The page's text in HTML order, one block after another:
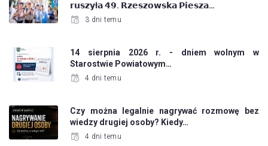
𝗿𝘂𝘀𝘇𝘆ł𝗮 𝟰𝟵. 𝗥𝘇𝗲𝘀𝘇𝗼𝘄𝘀𝗸𝗮 𝗣𝗶𝗲𝘀𝘇𝗮…
3 dni temu
14 sierpnia 2026 r. - dniem wolnym w
Starostwie Powiatowym…
4 dni temu
Czy można legalnie nagrywać rozmowę bez
wiedzy drugiej osoby? Kiedy…
4 dni temu